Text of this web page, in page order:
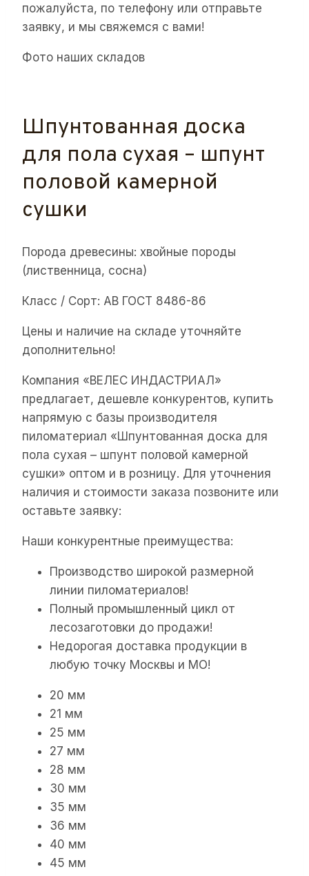
пожалуйста, по телефону или отправьте
заявку, и мы свяжемся с вами!
Фото наших складов
Шпунтованная доска
для пола сухая – шпунт
половой камерной
сушки
Порода древесины: хвойные породы
(лиственница, сосна)
Класс / Сорт: АВ ГОСТ 8486-86
Цены и наличие на складе уточняйте
дополнительно!
Компания «ВЕЛЕС ИНДАСТРИАЛ»
предлагает, дешевле конкурентов, купить
напрямую с базы производителя
пиломатериал «Шпунтованная доска для
пола сухая – шпунт половой камерной
сушки» оптом и в розницу. Для уточнения
наличия и стоимости заказа позвоните или
оставьте заявку:
Наши конкурентные преимущества:
Производство широкой размерной
линии пиломатериалов!
Полный промышленный цикл от
лесозаготовки до продажи!
Недорогая доставка продукции в
любую точку Москвы и МО!
20 мм
21 мм
25 мм
27 мм
28 мм
30 мм
35 мм
36 мм
40 мм
45 мм